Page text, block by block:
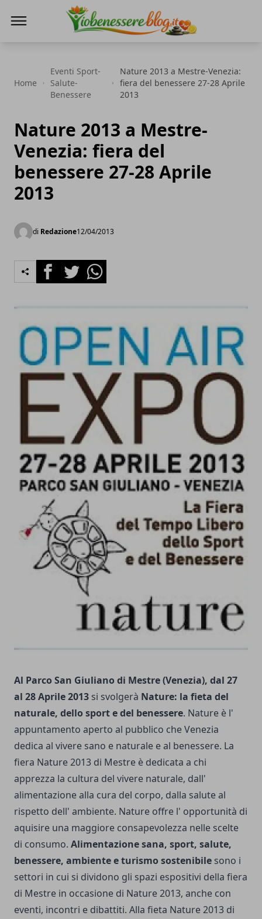
Home
Eventi Sport-
Salute-
Benessere
Nature 2013 a Mestre-Venezia:
fiera del benessere 27-28 Aprile
2013
Nature 2013 a Mestre-
Venezia: fiera del
benessere 27-28 Aprile
2013
di Redazione12/04/2013
FacebookTwitterWhatsapp
Al Parco San Giuliano di Mestre (Venezia), dal 27
al 28 Aprile 2013 si svolgerà Nature: la fieta del
naturale, dello sport e del benessere. Nature è l'
appuntamento aperto al pubblico che Venezia
dedica al vivere sano e naturale e al benessere. La
fiera Nature 2013 di Mestre è dedicata a chi
apprezza la cultura del vivere naturale, dall'
alimentazione alla cura del corpo, dalla salute al
rispetto dell' ambiente. Nature offre l' opportunità di
aquisire una maggiore consapevolezza nelle scelte
di consumo. Alimentazione sana, sport, salute,
benessere, ambiente e turismo sostenibile sono i
settori in cui si dividono gli spazi espositivi della fiera
di Mestre in occasione di Nature 2013, anche con
eventi, incontri e dibattiti. Alla fieta Nature 2013 di